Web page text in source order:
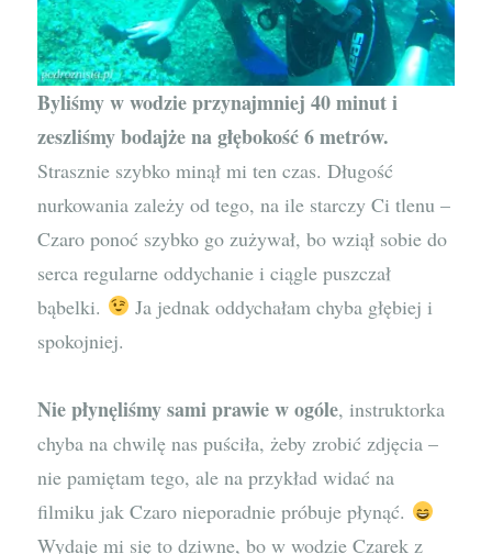
Byliśmy w wodzie przynajmniej 40 minut i
zeszliśmy bodajże na głębokość 6 metrów.
Strasznie szybko minął mi ten czas. Długość
nurkowania zależy od tego, na ile starczy Ci tlenu –
Czaro ponoć szybko go zużywał, bo wziął sobie do
serca regularne oddychanie i ciągle puszczał
bąbelki.
Ja jednak oddychałam chyba głębiej i
spokojniej.
Nie płynęliśmy sami prawie w ogóle, instruktorka
chyba na chwilę nas puściła, żeby zrobić zdjęcia –
nie pamiętam tego, ale na przykład widać na
filmiku jak Czaro nieporadnie próbuje płynąć.
Wydaje mi się to dziwne, bo w wodzie Czarek z